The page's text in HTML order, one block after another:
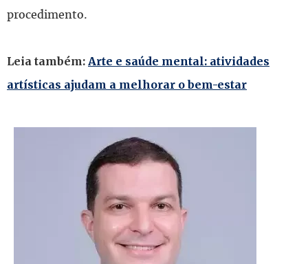
procedimento.
Leia também: Arte e saúde mental: atividades
artísticas ajudam a melhorar o bem-estar